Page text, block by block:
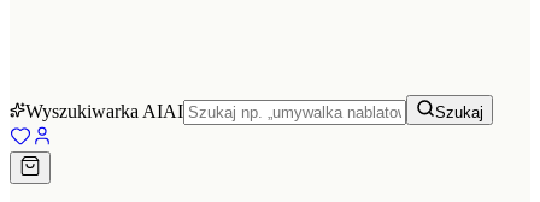
Wyszukiwarka AIAI Szukaj